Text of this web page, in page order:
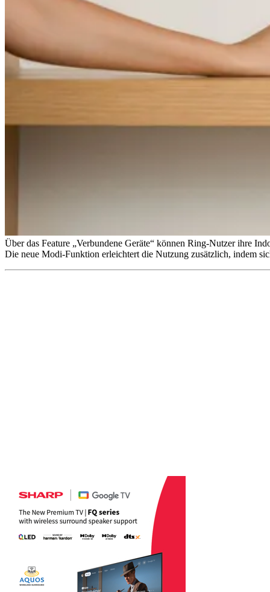
Über das Feature „Verbundene Geräte“ können Ring-Nutzer ihre
Die neue Modi-Funktion erleichtert die Nutzung zusätzlich, indem